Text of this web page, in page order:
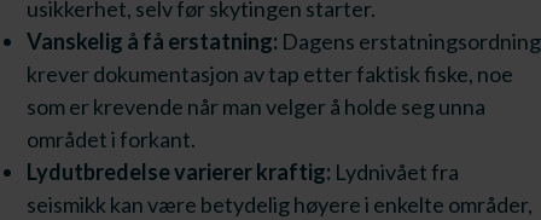
usikkerhet, selv før skytingen starter.
Vanskelig å få erstatning: Dagens erstatningsordning
krever dokumentasjon av tap etter faktisk fiske, noe
som er krevende når man velger å holde seg unna
området i forkant.
Lydutbredelse varierer kraftig: Lydnivået fra
seismikk kan være betydelig høyere i enkelte områder,